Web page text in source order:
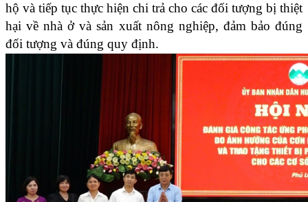
hộ và tiếp tục thực hiện chi trả cho các đối tượng bị thiệt
hại về nhà ở và sản xuất nông nghiệp, đảm bảo đúng
đối tượng và đúng quy định.